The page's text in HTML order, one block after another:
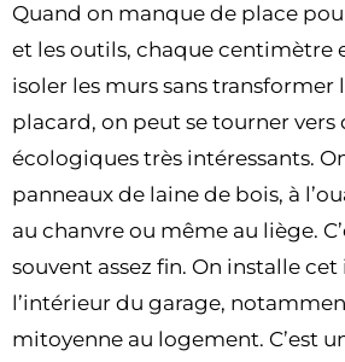
Quand on manque de place
et les outils, chaque centimètre
isoler les murs sans transformer
placard, on peut se tourner vers
écologiques très intéressants.
panneaux de laine de bois, à
au chanvre ou même au liège.
souvent assez fin. On installe cet
l’intérieur du garage,
mitoyenne au logement. C’est